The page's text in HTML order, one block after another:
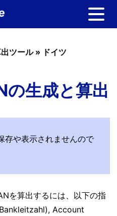
ツール» ドイツ
の生成と算出
存や表示されませんので
を算出するには、以下の指
Account